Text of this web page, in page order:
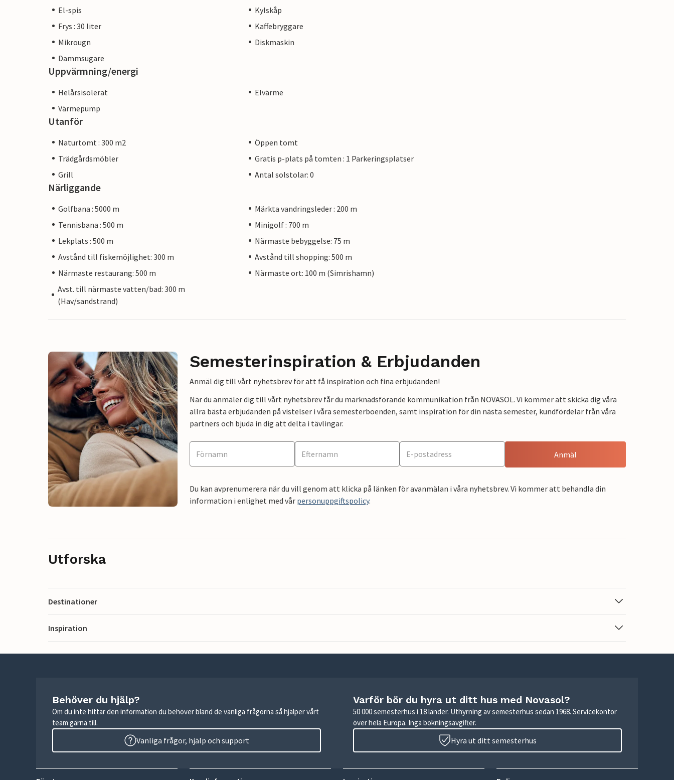
El-spis
Kylskåp
Frys : 30 liter
Kaffebryggare
Mikrougn
Diskmaskin
Dammsugare
Uppvärmning/energi
Helårsisolerat
Elvärme
Värmepump
Utanför
Naturtomt : 300 m2
Öppen tomt
Trädgårdsmöbler
Gratis p-plats på tomten : 1 Parkeringsplatser
Grill
Antal solstolar: 0
Närliggande
Golfbana : 5000 m
Märkta vandringsleder : 200 m
Tennisbana : 500 m
Minigolf : 700 m
Lekplats : 500 m
Närmaste bebyggelse: 75 m
Avstånd till fiskemöjlighet: 300 m
Avstånd till shopping: 500 m
Närmaste restaurang: 500 m
Närmaste ort: 100 m (Simrishamn)
Avst. till närmaste vatten/bad: 300 m
(Hav/sandstrand)
Semesterinspiration & Erbjudanden
Anmäl dig till vårt nyhetsbrev för att få inspiration och fina erbjudanden!
När du anmäler dig till vårt nyhetsbrev får du marknadsförande kommunikation från NOVASOL. Vi kommer att skicka dig våra
allra bästa erbjudanden på vistelser i våra semesterboenden, samt inspiration för din nästa semester, kundfördelar från våra
partners och bjuda in dig att delta i tävlingar.
Anmäl
Du kan avprenumerera när du vill genom att klicka på länken för avanmälan i våra nyhetsbrev. Vi kommer att behandla din
information i enlighet med vår personuppgiftspolicy.
Utforska
Destinationer
Inspiration
Behöver du hjälp?
Om du inte hittar den information du behöver bland de vanliga frågorna så hjälper vårt
team gärna till.
Vanliga frågor, hjälp och support
Varför bör du hyra ut ditt hus med Novasol?
50 000 semesterhus i 18 länder. Uthyrning av semesterhus sedan 1968. Servicekontor
över hela Europa. Inga bokningsavgifter.
Hyra ut ditt semesterhus